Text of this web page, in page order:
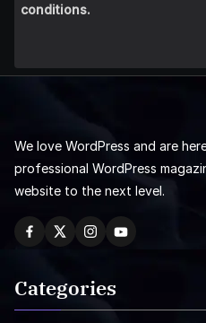
conditions.
We love WordPress and are
professional WordPress
website to the next level.
Categories